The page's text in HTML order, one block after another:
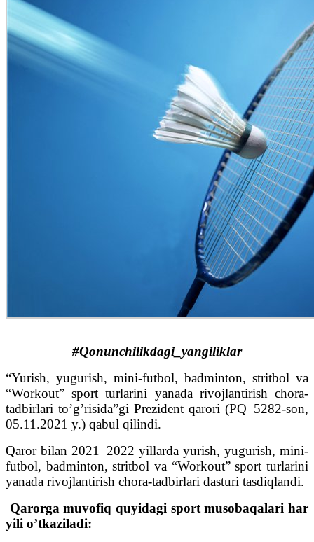
#Qonunchilikdagi_yangiliklar
“Yurish, yugurish, mini-futbol, badminton, stritbol va
“Workout” sport turlarini yanada rivojlantirish chora-
tadbirlari to’g’risida”gi Prezident qarori (PQ–5282-son,
05.11.2021 y.) qabul qilindi.
Qaror bilan 2021–2022 yillarda yurish, yugurish, mini-
futbol, badminton, stritbol va “Workout” sport turlarini
yanada rivojlantirish chora-tadbirlari dasturi tasdiqlandi.
Qarorga muvofiq quyidagi sport musobaqalari har
yili o’tkaziladi: